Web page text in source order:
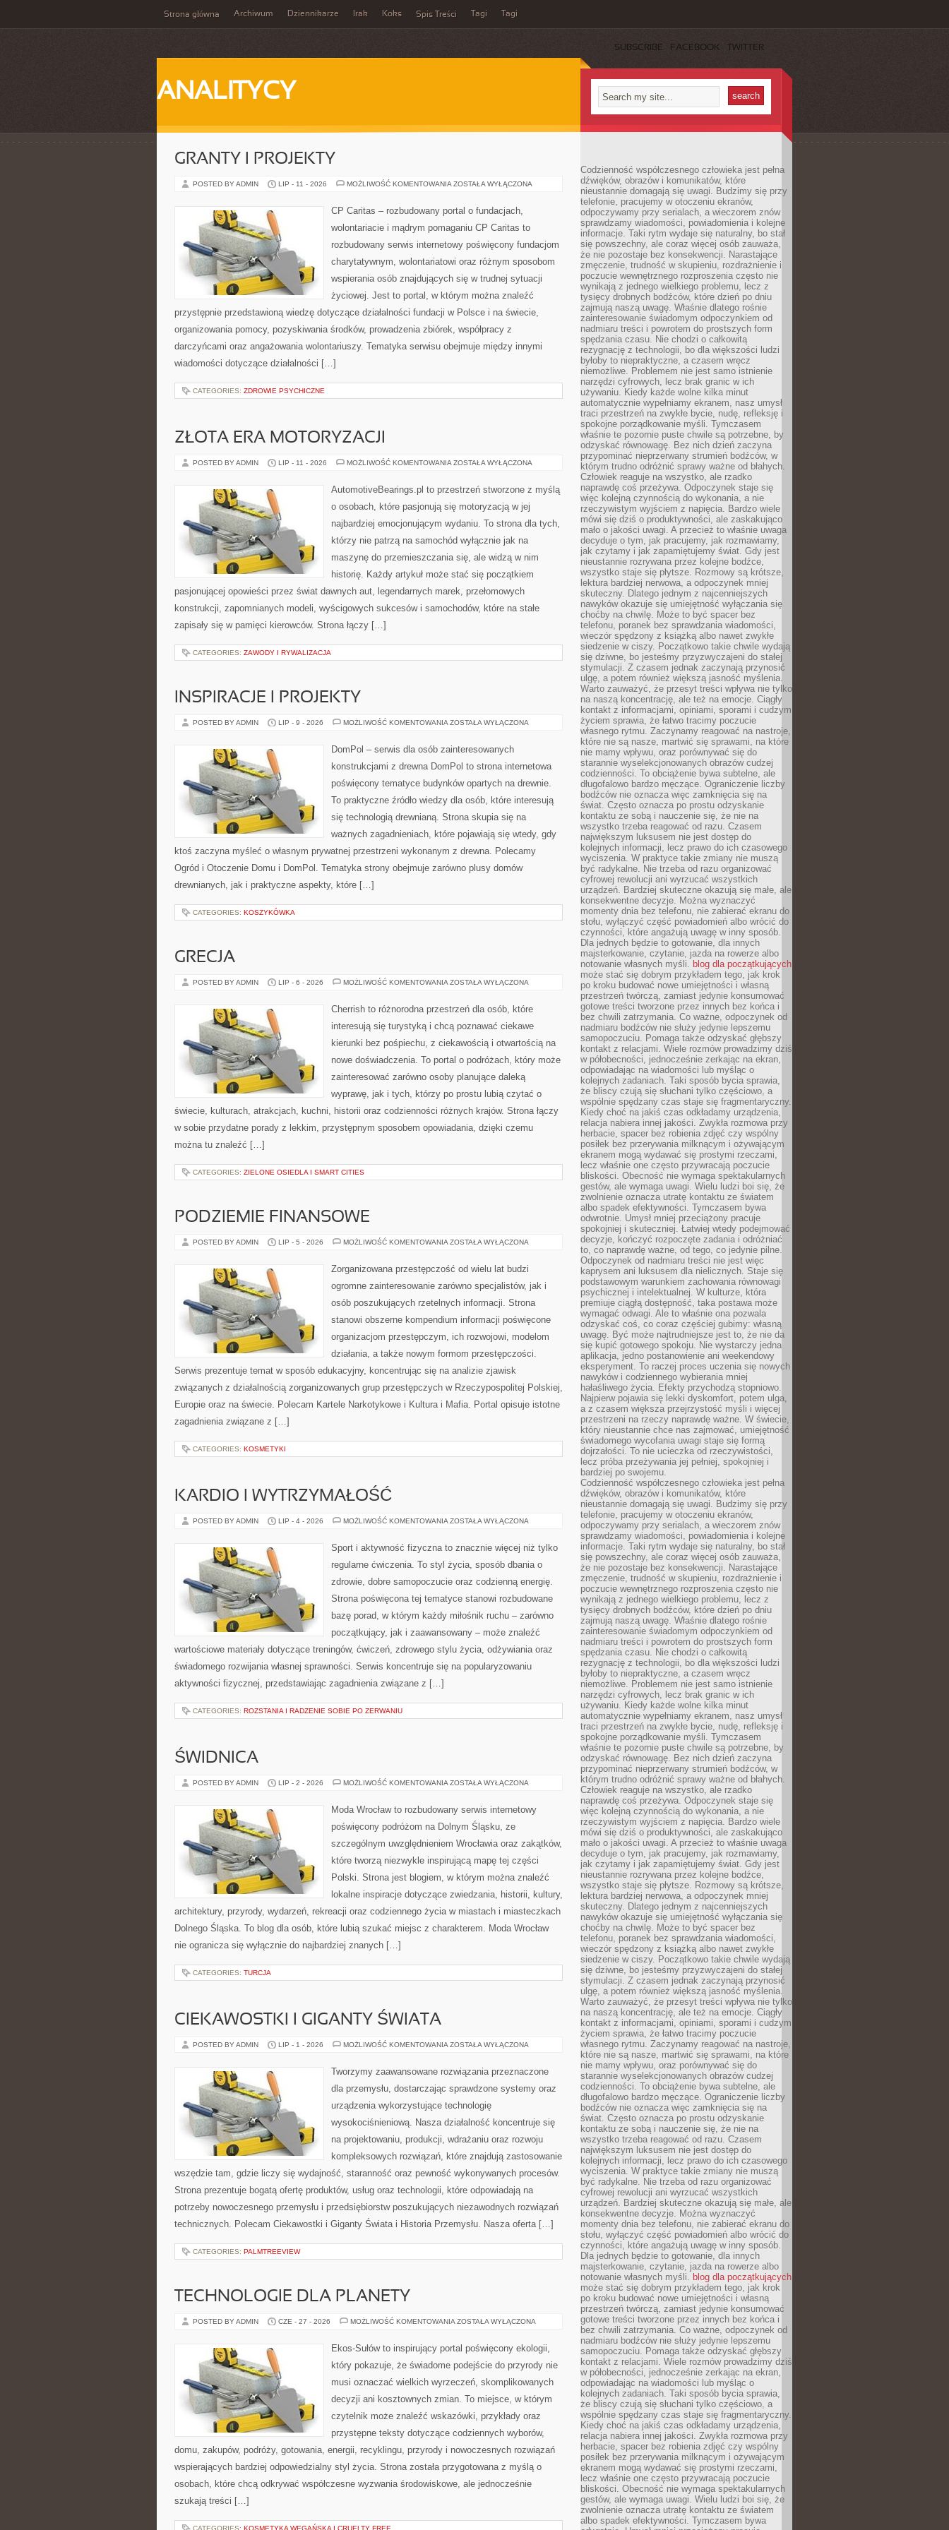
Strona główna Archiwum Dziennikarze Irak Koks Spis Treści Tagi Tagi
SUBSCRIBE FACEBOOK TWITTER
ANALITYCY
GRANTY I PROJEKTY
POSTED BY ADMIN LIP - 11 - 2026 MOŻLIWOŚĆ KOMENTOWANIA GRANTY
ZOSTAŁA WYŁĄCZONA
CP Caritas – rozbudowany portal o fundacjach,
wolontariacie i mądrym pomaganiu CP Caritas to
rozbudowany serwis internetowy poświęcony fundacjom
charytatywnym, wolontariatowi oraz różnym sposobom
wspierania osób znajdujących się w trudnej sytuacji
życiowej. Jest to portal, w którym można znaleźć
przystępnie przedstawioną wiedzę dotyczące działalności fundacji w Polsce i na świecie,
organizowania pomocy, pozyskiwania środków, prowadzenia zbiórek, współpracy z
darczyńcami oraz angażowania wolontariuszy. Tematyka serwisu obejmuje między innymi
wiadomości dotyczące działalności […]
CATEGORIES: ZDROWIE PSYCHICZNE
ZŁOTA ERA MOTORYZACJI
POSTED BY ADMIN LIP - 11 - 2026 MOŻLIWOŚĆ KOMENTOWANIA ZŁOTA
ZOSTAŁA WYŁĄCZONA
AutomotiveBearings.pl to przestrzeń stworzone z myślą
o osobach, które pasjonują się motoryzacją w jej
najbardziej emocjonującym wydaniu. To strona dla tych,
którzy nie patrzą na samochód wyłącznie jak na
maszynę do przemieszczania się, ale widzą w nim
historię. Każdy artykuł może stać się początkiem
pasjonującej opowieści przez świat dawnych aut, legendarnych marek, przełomowych
konstrukcji, zapomnianych modeli, wyścigowych sukcesów i samochodów, które na stałe
zapisały się w pamięci kierowców. Strona łączy […]
CATEGORIES: ZAWODY I RYWALIZACJA
INSPIRACJE I PROJEKTY
POSTED BY ADMIN LIP - 9 - 2026 MOŻLIWOŚĆ KOMENTOWANIA INSPIRACJE
ZOSTAŁA WYŁĄCZONA
DomPol – serwis dla osób zainteresowanych
konstrukcjami z drewna DomPol to strona internetowa
poświęcony tematyce budynków opartych na drewnie.
To praktyczne źródło wiedzy dla osób, które interesują
się technologią drewnianą. Strona skupia się na
ważnych zagadnieniach, które pojawiają się wtedy, gdy
ktoś zaczyna myśleć o własnym prywatnej przestrzeni wykonanym z drewna. Polecamy
Ogród i Otoczenie Domu i DomPol. Tematyka strony obejmuje zarówno plusy domów
drewnianych, jak i praktyczne aspekty, które […]
CATEGORIES: KOSZYKÓWKA
GRECJA
POSTED BY ADMIN LIP - 6 - 2026 MOŻLIWOŚĆ KOMENTOWANIA GRECJA
ZOSTAŁA WYŁĄCZONA
Cherrish to różnorodna przestrzeń dla osób, które
interesują się turystyką i chcą poznawać ciekawe
kierunki bez pośpiechu, z ciekawością i otwartością na
nowe doświadczenia. To portal o podróżach, który może
zainteresować zarówno osoby planujące daleką
wyprawę, jak i tych, którzy po prostu lubią czytać o
świecie, kulturach, atrakcjach, kuchni, historii oraz codzienności różnych krajów. Strona łączy
w sobie przydatne porady z lekkim, przystępnym sposobem opowiadania, dzięki czemu
można tu znaleźć […]
CATEGORIES: ZIELONE OSIEDLA I SMART CITIES
PODZIEMIE FINANSOWE
POSTED BY ADMIN LIP - 5 - 2026 MOŻLIWOŚĆ KOMENTOWANIA PODZIEMIE
ZOSTAŁA WYŁĄCZONA
Zorganizowana przestępczość od wielu lat budzi
ogromne zainteresowanie zarówno specjalistów, jak i
osób poszukujących rzetelnych informacji. Strona
stanowi obszerne kompendium informacji poświęcone
organizacjom przestępczym, ich rozwojowi, modelom
działania, a także nowym formom przestępczości.
Serwis prezentuje temat w sposób edukacyjny, koncentrując się na analizie zjawisk
związanych z działalnością zorganizowanych grup przestępczych w Rzeczypospolitej Polskiej,
Europie oraz na świecie. Polecam Kartele Narkotykowe i Kultura i Mafia. Portal opisuje istotne
zagadnienia związane z […]
CATEGORIES: KOSMETYKI
KARDIO I WYTRZYMAŁOŚĆ
POSTED BY ADMIN LIP - 4 - 2026 MOŻLIWOŚĆ KOMENTOWANIA KARDIO
ZOSTAŁA WYŁĄCZONA
Sport i aktywność fizyczna to znacznie więcej niż tylko
regularne ćwiczenia. To styl życia, sposób dbania o
zdrowie, dobre samopoczucie oraz codzienną energię.
Strona poświęcona tej tematyce stanowi rozbudowane
bazę porad, w którym każdy miłośnik ruchu – zarówno
początkujący, jak i zaawansowany – może znaleźć
wartościowe materiały dotyczące treningów, ćwiczeń, zdrowego stylu życia, odżywiania oraz
świadomego rozwijania własnej sprawności. Serwis koncentruje się na popularyzowaniu
aktywności fizycznej, przedstawiając zagadnienia związane z […]
CATEGORIES: ROZSTANIA I RADZENIE SOBIE PO ZERWANIU
ŚWIDNICA
POSTED BY ADMIN LIP - 2 - 2026 MOŻLIWOŚĆ KOMENTOWANIA ŚWIDNICA
ZOSTAŁA WYŁĄCZONA
Moda Wrocław to rozbudowany serwis internetowy
poświęcony podróżom na Dolnym Śląsku, ze
szczególnym uwzględnieniem Wrocławia oraz zakątków,
które tworzą niezwykle inspirującą mapę tej części
Polski. Strona jest blogiem, w którym można znaleźć
lokalne inspiracje dotyczące zwiedzania, historii, kultury,
architektury, przyrody, wydarzeń, rekreacji oraz codziennego życia w miastach i miasteczkach
Dolnego Śląska. To blog dla osób, które lubią szukać miejsc z charakterem. Moda Wrocław
nie ogranicza się wyłącznie do najbardziej znanych […]
CATEGORIES: TURCJA
CIEKAWOSTKI I GIGANTY ŚWIATA
POSTED BY ADMIN LIP - 1 - 2026 MOŻLIWOŚĆ KOMENTOWANIA CIEKAWOSTKI
ŚWIATA
ZOSTAŁA WYŁĄCZONA
Tworzymy zaawansowane rozwiązania przeznaczone
dla przemysłu, dostarczając sprawdzone systemy oraz
urządzenia wykorzystujące technologię
wysokociśnieniową. Nasza działalność koncentruje się
na projektowaniu, produkcji, wdrażaniu oraz rozwoju
kompleksowych rozwiązań, które znajdują zastosowanie
wszędzie tam, gdzie liczy się wydajność, staranność oraz pewność wykonywanych procesów.
Strona prezentuje bogatą ofertę produktów, usług oraz technologii, które odpowiadają na
potrzeby nowoczesnego przemysłu i przedsiębiorstw poszukujących niezawodnych rozwiązań
technicznych. Polecam Ciekawostki i Giganty Świata i Historia Przemysłu. Nasza oferta […]
CATEGORIES: PALMTREEVIEW
TECHNOLOGIE DLA PLANETY
POSTED BY ADMIN CZE - 27 - 2026 MOŻLIWOŚĆ KOMENTOWANIA TECHNOLOGIE
ZOSTAŁA WYŁĄCZONA
Ekos-Sułów to inspirujący portal poświęcony ekologii,
który pokazuje, że świadome podejście do przyrody nie
musi oznaczać wielkich wyrzeczeń, skomplikowanych
decyzji ani kosztownych zmian. To miejsce, w którym
czytelnik może znaleźć wskazówki, przykłady oraz
przystępne teksty dotyczące codziennych wyborów,
domu, zakupów, podróży, gotowania, energii, recyklingu, przyrody i nowoczesnych rozwiązań
wspierających bardziej odpowiedzialny styl życia. Strona została przygotowana z myślą o
osobach, które chcą odkrywać współczesne wyzwania środowiskowe, ale jednocześnie
szukają treści […]
CATEGORIES: KOSMETYKA WEGAŃSKA I CRUELTY FREE
Codzienność współczesnego człowieka jest pełna
dźwięków, obrazów i komunikatów, które
nieustannie domagają się uwagi. Budzimy się przy
telefonie, pracujemy w otoczeniu ekranów,
odpoczywamy przy serialach, a wieczorem znów
sprawdzamy wiadomości, powiadomienia i kolejne
informacje. Taki rytm wydaje się naturalny, bo stał
się powszechny, ale coraz więcej osób zauważa,
że nie pozostaje bez konsekwencji. Narastające
zmęczenie, trudność w skupieniu, rozdrażnienie i
poczucie wewnętrznego rozproszenia często nie
wynikają z jednego wielkiego problemu, lecz z
tysięcy drobnych bodźców, które dzień po dniu
zajmują naszą uwagę. Właśnie dlatego rośnie
zainteresowanie świadomym odpoczynkiem od
nadmiaru treści i powrotem do prostszych form
spędzania czasu. Nie chodzi o całkowitą
rezygnację z technologii, bo dla większości ludzi
byłoby to niepraktyczne, a czasem wręcz
niemożliwe. Problemem nie jest samo istnienie
narzędzi cyfrowych, lecz brak granic w ich
używaniu. Kiedy każde wolne kilka minut
automatycznie wypełniamy ekranem, nasz umysł
traci przestrzeń na zwykłe bycie, nudę, refleksję i
spokojne porządkowanie myśli. Tymczasem
właśnie te pozornie puste chwile są potrzebne, by
odzyskać równowagę. Bez nich dzień zaczyna
przypominać nieprzerwany strumień bodźców, w
którym trudno odróżnić sprawy ważne od błahych.
Człowiek reaguje na wszystko, ale rzadko
naprawdę coś przeżywa. Odpoczynek staje się
więc kolejną czynnością do wykonania, a nie
rzeczywistym wyjściem z napięcia. Bardzo wiele
mówi się dziś o produktywności, ale zaskakująco
mało o jakości uwagi. A przecież to właśnie uwaga
decyduje o tym, jak pracujemy, jak rozmawiamy,
jak czytamy i jak zapamiętujemy świat. Gdy jest
nieustannie rozrywana przez kolejne bodźce,
wszystko staje się płytsze. Rozmowy są krótsze,
lektura bardziej nerwowa, a odpoczynek mniej
skuteczny. Dlatego jednym z najcenniejszych
nawyków okazuje się umiejętność wyłączania się
choćby na chwilę. Może to być spacer bez
telefonu, poranek bez sprawdzania wiadomości,
wieczór spędzony z książką albo nawet zwykłe
siedzenie w ciszy. Początkowo takie chwile wydają
się dziwne, bo jesteśmy przyzwyczajeni do stałej
stymulacji. Z czasem jednak zaczynają przynosić
ulgę, a potem również większą jasność myślenia.
Warto zauważyć, że przesyt treści wpływa nie tylko
na naszą koncentrację, ale też na emocje. Ciągły
kontakt z informacjami, opiniami, sporami i cudzym
życiem sprawia, że łatwo tracimy poczucie
własnego rytmu. Zaczynamy reagować na nastroje,
które nie są nasze, martwić się sprawami, na które
nie mamy wpływu, oraz porównywać się do
starannie wyselekcjonowanych obrazów cudzej
codzienności. To obciążenie bywa subtelne, ale
długofalowo bardzo męczące. Ograniczenie liczby
bodźców nie oznacza więc zamknięcia się na
świat. Często oznacza po prostu odzyskanie
kontaktu ze sobą i nauczenie się, że nie na
wszystko trzeba reagować od razu. Czasem
największym luksusem nie jest dostęp do
kolejnych informacji, lecz prawo do ich czasowego
wyciszenia. W praktyce takie zmiany nie muszą
być radykalne. Nie trzeba od razu organizować
cyfrowej rewolucji ani wyrzucać wszystkich
urządzeń. Bardziej skuteczne okazują się małe, ale
konsekwentne decyzje. Można wyznaczyć
momenty dnia bez telefonu, nie zabierać ekranu do
stołu, wyłączyć część powiadomień albo wrócić do
czynności, które angażują uwagę w inny sposób.
Dla jednych będzie to gotowanie, dla innych
majsterkowanie, czytanie, jazda na rowerze albo
notowanie własnych myśli. blog dla początkujących
może stać się dobrym przykładem tego, jak krok
po kroku budować nowe umiejętności i własną
przestrzeń twórczą, zamiast jedynie konsumować
gotowe treści tworzone przez innych bez końca i
bez chwili zatrzymania. Co ważne, odpoczynek od
nadmiaru bodźców nie służy jedynie lepszemu
samopoczuciu. Pomaga także odzyskać głębszy
kontakt z relacjami. Wiele rozmów prowadzimy dziś
w półobecności, jednocześnie zerkając na ekran,
odpowiadając na wiadomości lub myśląc o
kolejnych zadaniach. Taki sposób bycia sprawia,
że bliscy czują się słuchani tylko częściowo, a
wspólnie spędzany czas staje się fragmentaryczny.
Kiedy choć na jakiś czas odkładamy urządzenia,
relacja nabiera innej jakości. Zwykła rozmowa przy
herbacie, spacer bez robienia zdjęć czy wspólny
posiłek bez przerywania milknącym i ożywającym
ekranem mogą wydawać się prostymi rzeczami,
lecz właśnie one często przywracają poczucie
bliskości. Obecność nie wymaga spektakularnych
gestów, ale wymaga uwagi. Wielu ludzi boi się, że
zwolnienie oznacza utratę kontaktu ze światem
albo spadek efektywności. Tymczasem bywa
odwrotnie. Umysł mniej przeciążony pracuje
spokojniej i skuteczniej. Łatwiej wtedy podejmować
decyzje, kończyć rozpoczęte zadania i odróżniać
to, co naprawdę ważne, od tego, co jedynie pilne.
Odpoczynek od nadmiaru treści nie jest więc
kaprysem ani luksusem dla nielicznych. Staje się
podstawowym warunkiem zachowania równowagi
psychicznej i intelektualnej. W kulturze, która
premiuje ciągłą dostępność, taka postawa może
wymagać odwagi. Ale to właśnie ona pozwala
odzyskać coś, co coraz częściej gubimy: własną
uwagę. Być może najtrudniejsze jest to, że nie da
się kupić gotowego spokoju. Nie wystarczy jedna
aplikacja, jedno postanowienie ani weekendowy
eksperyment. To raczej proces uczenia się nowych
nawyków i codziennego wybierania mniej
hałaśliwego życia. Efekty przychodzą stopniowo.
Najpierw pojawia się lekki dyskomfort, potem ulga,
a z czasem większa przejrzystość myśli i więcej
przestrzeni na rzeczy naprawdę ważne. W świecie,
który nieustannie chce nas zajmować, umiejętność
świadomego wycofania uwagi staje się formą
dojrzałości. To nie ucieczka od rzeczywistości,
lecz próba przeżywania jej pełniej, spokojniej i
bardziej po swojemu.
Codzienność współczesnego człowieka jest pełna
dźwięków, obrazów i komunikatów, które
nieustannie domagają się uwagi. Budzimy się przy
telefonie, pracujemy w otoczeniu ekranów,
odpoczywamy przy serialach, a wieczorem znów
sprawdzamy wiadomości, powiadomienia i kolejne
informacje. Taki rytm wydaje się naturalny, bo stał
się powszechny, ale coraz więcej osób zauważa,
że nie pozostaje bez konsekwencji. Narastające
zmęczenie, trudność w skupieniu, rozdrażnienie i
poczucie wewnętrznego rozproszenia często nie
wynikają z jednego wielkiego problemu, lecz z
tysięcy drobnych bodźców, które dzień po dniu
zajmują naszą uwagę. Właśnie dlatego rośnie
zainteresowanie świadomym odpoczynkiem od
nadmiaru treści i powrotem do prostszych form
spędzania czasu. Nie chodzi o całkowitą
rezygnację z technologii, bo dla większości ludzi
byłoby to niepraktyczne, a czasem wręcz
niemożliwe. Problemem nie jest samo istnienie
narzędzi cyfrowych, lecz brak granic w ich
używaniu. Kiedy każde wolne kilka minut
automatycznie wypełniamy ekranem, nasz umysł
traci przestrzeń na zwykłe bycie, nudę, refleksję i
spokojne porządkowanie myśli. Tymczasem
właśnie te pozornie puste chwile są potrzebne, by
odzyskać równowagę. Bez nich dzień zaczyna
przypominać nieprzerwany strumień bodźców, w
którym trudno odróżnić sprawy ważne od błahych.
Człowiek reaguje na wszystko, ale rzadko
naprawdę coś przeżywa. Odpoczynek staje się
więc kolejną czynnością do wykonania, a nie
rzeczywistym wyjściem z napięcia. Bardzo wiele
mówi się dziś o produktywności, ale zaskakująco
mało o jakości uwagi. A przecież to właśnie uwaga
decyduje o tym, jak pracujemy, jak rozmawiamy,
jak czytamy i jak zapamiętujemy świat. Gdy jest
nieustannie rozrywana przez kolejne bodźce,
wszystko staje się płytsze. Rozmowy są krótsze,
lektura bardziej nerwowa, a odpoczynek mniej
skuteczny. Dlatego jednym z najcenniejszych
nawyków okazuje się umiejętność wyłączania się
choćby na chwilę. Może to być spacer bez
telefonu, poranek bez sprawdzania wiadomości,
wieczór spędzony z książką albo nawet zwykłe
siedzenie w ciszy. Początkowo takie chwile wydają
się dziwne, bo jesteśmy przyzwyczajeni do stałej
stymulacji. Z czasem jednak zaczynają przynosić
ulgę, a potem również większą jasność myślenia.
Warto zauważyć, że przesyt treści wpływa nie tylko
na naszą koncentrację, ale też na emocje. Ciągły
kontakt z informacjami, opiniami, sporami i cudzym
życiem sprawia, że łatwo tracimy poczucie
własnego rytmu. Zaczynamy reagować na nastroje,
które nie są nasze, martwić się sprawami, na które
nie mamy wpływu, oraz porównywać się do
starannie wyselekcjonowanych obrazów cudzej
codzienności. To obciążenie bywa subtelne, ale
długofalowo bardzo męczące. Ograniczenie liczby
bodźców nie oznacza więc zamknięcia się na
świat. Często oznacza po prostu odzyskanie
kontaktu ze sobą i nauczenie się, że nie na
wszystko trzeba reagować od razu. Czasem
największym luksusem nie jest dostęp do
kolejnych informacji, lecz prawo do ich czasowego
wyciszenia. W praktyce takie zmiany nie muszą
być radykalne. Nie trzeba od razu organizować
cyfrowej rewolucji ani wyrzucać wszystkich
urządzeń. Bardziej skuteczne okazują się małe, ale
konsekwentne decyzje. Można wyznaczyć
momenty dnia bez telefonu, nie zabierać ekranu do
stołu, wyłączyć część powiadomień albo wrócić do
czynności, które angażują uwagę w inny sposób.
Dla jednych będzie to gotowanie, dla innych
majsterkowanie, czytanie, jazda na rowerze albo
notowanie własnych myśli. blog dla początkujących
może stać się dobrym przykładem tego, jak krok
po kroku budować nowe umiejętności i własną
przestrzeń twórczą, zamiast jedynie konsumować
gotowe treści tworzone przez innych bez końca i
bez chwili zatrzymania. Co ważne, odpoczynek od
nadmiaru bodźców nie służy jedynie lepszemu
samopoczuciu. Pomaga także odzyskać głębszy
kontakt z relacjami. Wiele rozmów prowadzimy dziś
w półobecności, jednocześnie zerkając na ekran,
odpowiadając na wiadomości lub myśląc o
kolejnych zadaniach. Taki sposób bycia sprawia,
że bliscy czują się słuchani tylko częściowo, a
wspólnie spędzany czas staje się fragmentaryczny.
Kiedy choć na jakiś czas odkładamy urządzenia,
relacja nabiera innej jakości. Zwykła rozmowa przy
herbacie, spacer bez robienia zdjęć czy wspólny
posiłek bez przerywania milknącym i ożywającym
ekranem mogą wydawać się prostymi rzeczami,
lecz właśnie one często przywracają poczucie
bliskości. Obecność nie wymaga spektakularnych
gestów, ale wymaga uwagi. Wielu ludzi boi się, że
zwolnienie oznacza utratę kontaktu ze światem
albo spadek efektywności. Tymczasem bywa